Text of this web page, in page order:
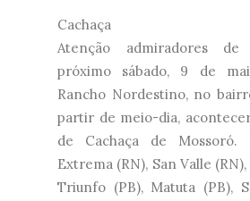
Cachaça
Atenção admiradores de
próximo sábado, 9 de
Rancho Nordestino, no
partir de meio-dia,
de Cachaça de Mossoró.
Extrema (RN), San Valle (RN),
Triunfo (PB), Matuta (PB),